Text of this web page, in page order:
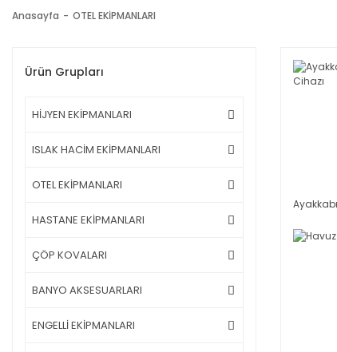
Anasayfa OTEL EKİPMANLARI
Ürün Grupları
HİJYEN EKİPMANLARI
ISLAK HACİM EKİPMANLARI
OTEL EKİPMANLARI
HASTANE EKİPMANLARI
ÇÖP KOVALARI
BANYO AKSESUARLARI
ENGELLİ EKİPMANLARI